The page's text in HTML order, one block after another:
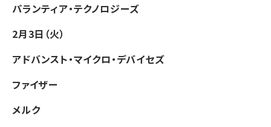
パランティア・テクノロジーズ
2月3日（火）
アドバンスト・マイクロ・デバイセズ
ファイザー
メルク